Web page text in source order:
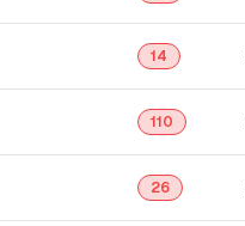
14
110
26